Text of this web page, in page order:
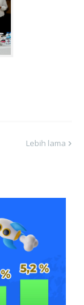
Lebih lama